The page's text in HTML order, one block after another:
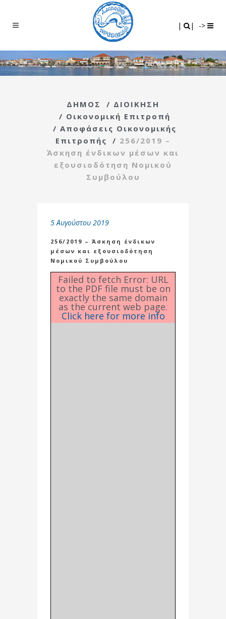
| | ->
ΔΗΜΟΣ / ΔΙΟΙΚΗΣΗ
/ Οικονομική Επιτροπή
/ Αποφάσεις Οικονομικής
Επιτροπής
/ 256/2019 –
Άσκηση ένδικων μέσων και
εξουσιοδότηση Νομικού
Συμβούλου
5 Αυγούστου 2019
256/2019 – Άσκηση ένδικων
μέσων και εξουσιοδότηση
Νομικού Συμβούλου
Failed to fetch Error: URL
to the PDF file must be on
exactly the same domain
as the current web page.
Click here for more info